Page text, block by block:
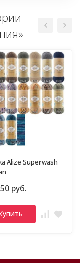
Alize Superwash
руб.